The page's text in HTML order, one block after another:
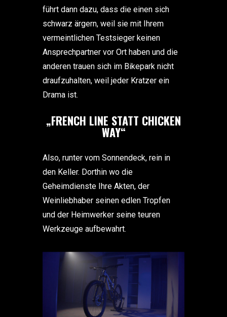
führt dann dazu, dass die einen sich
schwarz ärgern, weil sie mit Ihrem
vermeintlichen Testsieger keinen
Ansprechpartner vor Ort haben und die
anderen trauen sich im Bikepark nicht
draufzuhalten, weil jeder Kratzer ein
Drama ist.
„FRENCH LINE STATT CHICKEN
WAY“
Also, runter vom Sonnendeck, rein in
den Keller. Dorthin wo die
Geheimdienste Ihre Akten, der
Weinliebhaber seinen edlen Tropfen
und der Heimwerker seine teuren
Werkzeuge aufbewahrt.